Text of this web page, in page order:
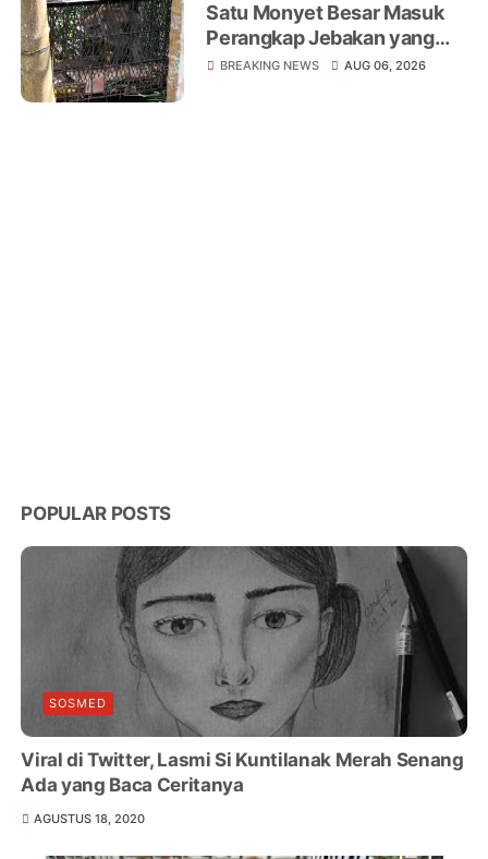
Satu Monyet Besar Masuk
Perangkap Jebakan yang
Dipasang di Belakang
BREAKING NEWS AUG 06, 2026
POPULAR POSTS
SOSMED
Viral di Twitter, Lasmi Si Kuntilanak Merah Senang
Ada yang Baca Ceritanya
AGUSTUS 18, 2020